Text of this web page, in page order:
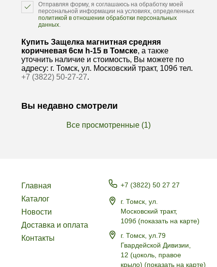
Отправляя форму, я соглашаюсь на обработку моей
персональной информации на условиях, определенных
политикой в отношении обработки персональных
данных
Купить Защелка магнитная средняя
коричневая 6см h-15 в Томске, а также
уточнить наличие и стоимость, Вы можете по
адресу: г. Томск, ул. Московский тракт, 109б тел.
+7 (3822) 50-27-27.
Вы недавно смотрели
Все просмотренные (1)
Главная
Каталог
Новости
Доставка и оплата
Контакты
+7 (3822) 50 27 27
г. Томск, ул.
Московский тракт,
109б (показать на карте)
г. Томск, ул.79
Гвардейской Дивизии,
12 (цоколь, правое
крыло) (показать на карте)